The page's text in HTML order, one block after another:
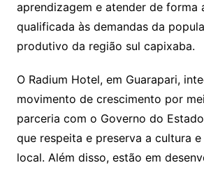
aprendizagem e atender de forma
qualificada às demandas da
produtivo da região sul capixaba.
O Radium Hotel, em Guarapari,
movimento de crescimento por
parceria com o Governo do
que respeita e preserva a cultura
local. Além disso, estão em